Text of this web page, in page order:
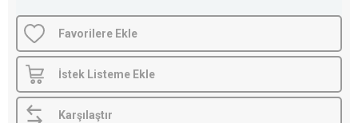
Favorilere Ekle
İstek Listeme Ekle
Karşılaştır